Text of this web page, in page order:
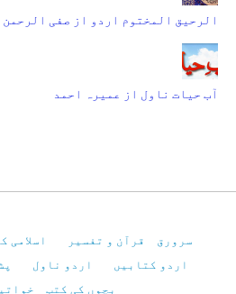
الرحیق المختوم اردو از صفی
آب حیات ناول از عمیرہ احمد
سرورق قرآن و تفسیر اسلامی
اردو کتابیں
اردو ناول
بچوں کی کتب